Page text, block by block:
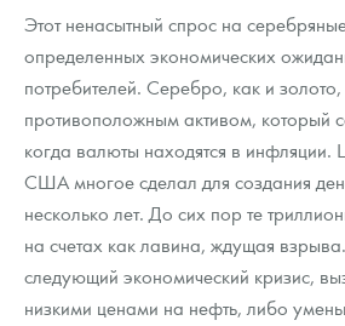
Этот ненасытный спрос на
определенных экономических
потребителей. Серебро, как и золото,
противоположным активом, который
когда валюты находятся в инфляции.
США многое сделал для создания
несколько лет. До сих пор те
на счетах как лавина, ждущая
следующий экономический кризис,
низкими ценами на нефть, либо